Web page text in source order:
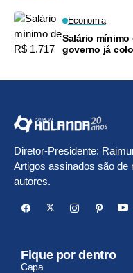
Economia
Salário mínimo
governo já
Diretor-Presidente:
Artigos assinados são de
autores.
Fique por dentro
Capa